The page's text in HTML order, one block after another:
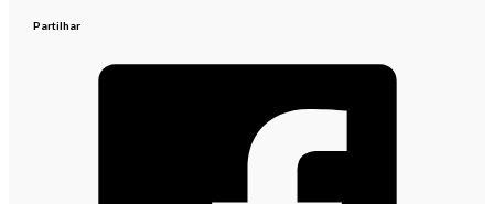
Partilhar